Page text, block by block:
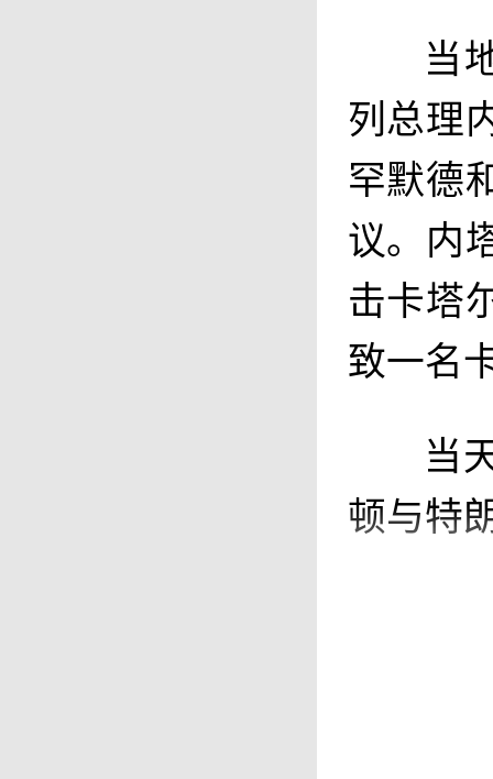
当
列总理
罕默德
议。内
击卡塔
致一名
当
顿与特